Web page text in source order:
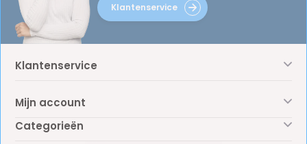
Klantenservice
Klantenservice
Mijn account
Categorieën